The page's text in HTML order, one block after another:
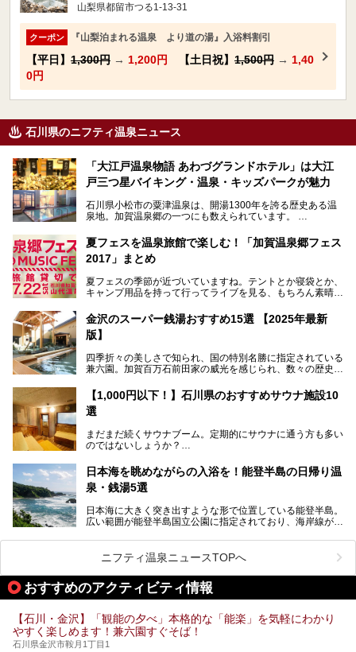
山梨県都留市つる1-13-31
クーポン 『山梨泊まれる温泉 より道の湯』入浴料割引
【平日】 1,300円 → 1,200円 【土日祝】 1,500円 → 1,40
0円
石川県のニフティ温泉ニュース
「大江戸温泉物語 あわづグランドホテル」は大江
戸三つ星バイキング・温泉・キッズパークが魅力
石川県小松市の粟津温泉は、開湯1300年を誇る歴史ある温
泉地。加賀温泉郷の一つにも数えられています。
その粟津温泉に建つ「大江戸温泉物語 あわづグランドホテ
ル」（以下、あわづグランドホテル）は客室数97室のホテ
ルで、昨年2024年12月に露天風呂を新設。充実したキッズ
2025年7月からは「大江戸三つ星バイキング」がスタート！
───
提供元：大江戸温泉物語ホテルズ＆リゾーツ株式会社【P
この記事は大江戸温泉物語 あわづグランドホテルのPR記事
です。
夏フェスを温泉旅館で楽しむ！「加賀温泉郷フェス
2017」まとめ
夏フェスの季節が近づいていますね。テントとか寝袋とか、
キャンプ用品を持って行ってライブを見る、もちろん素晴ら
いやでもね、暑いし汗や砂埃でドロドロになるしうるさくて
夜は寝られないし、若い時はそういうのが良かったんですけ
今、もうちょっと気楽なフェスはないかな、と探してたらあ
りましたよ！
「加賀温泉郷フェス 2017」が石川県・山代温泉の瑠璃光を
全館貸し切って開催！
れちゃう！なんということでしょう！！
金沢のスーパー銭湯おすすめ15選 【2025年最新
版】
四季折々の美しさで知られ、国の特別名勝に指定されている
兼六園。加賀百万石前田家の威光を感じられ、数々の歴史的
ア。国内でも特に人気の観光地の1つです。北陸新幹線で東
京から約2時間30分と、首都圏からアクセスしやすい立地も
魅力ですね。
り、観光に加えて温泉もぜひ楽しみたいところ。金沢エリア
でおすすめのスーパー銭湯をご紹介します。
【1,000円以下！】石川県のおすすめサウナ施設10
選
まだまだ続くサウナブーム。定期的にサウナに通う方も多い
のではないしょうか？
今回はそんなサウナによく行く人もこれから楽しむ人も格安
で楽しめるサウナを紹介します。
など、種類豊富ですよ。
日本海を眺めながらの入浴を！能登半島の日帰り温
泉・銭湯5選
日本海に大きく突き出すような形で位置している能登半島。
広い範囲が能登半島国立公園に指定されており、海岸線が作
車で行くのがオススメですが、ドライブの際にぜひ一緒に楽
しんでいただきたいのが温泉です。絶景を眺めながらつかる
温泉は最高ですよ！ 今回はそんな能登の温泉を5つご紹介
します。
ニフティ温泉ニュースTOPへ
おすすめのアクティビティ情報
【石川・金沢】「観能の夕べ」本格的な「能楽」を気軽にわかり
やすく楽しめます！兼六園すぐそば！
石川県金沢市鞍月1丁目1